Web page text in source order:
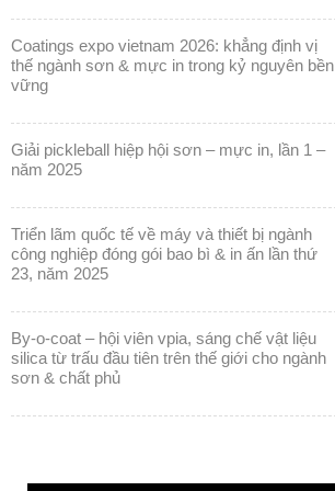
coatings expo vietnam 2026: khẳng định vị
thế ngành sơn & mực in trong kỷ nguyên bền
vững
giải pickleball hiệp hội sơn – mực in, lần 1 –
năm 2025
triển lãm quốc tế về máy và thiết bị ngành
công nghiệp đóng gói bao bì & in ấn lần thứ
23, năm 2025
by-o-coat – hội viên vpia, sáng chế vật liệu
silica từ trấu đầu tiên trên thế giới cho ngành
sơn & chất phủ